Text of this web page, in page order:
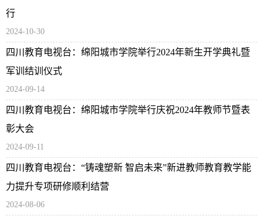
行
2024-10-30
四川教育电视台：绵阳城市学院举行2024年新生开学典礼暨
军训结训仪式
2024-09-14
四川教育电视台：绵阳城市学院举行庆祝2024年教师节暨表
彰大会
2024-09-11
四川教育电视台：“铸魂塑新 智启未来”新进教师教育教学能
力提升专项研修顺利结营
2024-08-06